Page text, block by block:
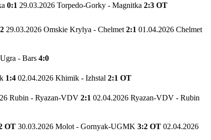
0:1 29.03.2026 Torpedo-Gorky - Magnitka 2:3 OT
29.03.2026 Omskie Krylya - Chelmet 2:1 01.04.2026 Chelmet
- Bars 4:0
1:4 02.04.2026 Khimik - Izhstal 2:1 OT
Rubin - Ryazan-VDV 2:1 02.04.2026 Ryazan-VDV - Rubin
OT 30.03.2026 Molot - Gornyak-UGMK 3:2 OT 02.04.2026